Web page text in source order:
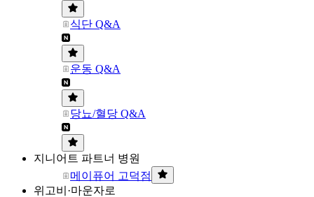
식단 Q&A
운동 Q&A
당뇨/혈당 Q&A
지니어트 파트너 병원
메이퓨어 고덕점
위고비·마운자로